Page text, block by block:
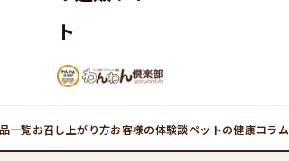
ト
一覧お召し上がり方お客様の体験談ペットの健康コラム